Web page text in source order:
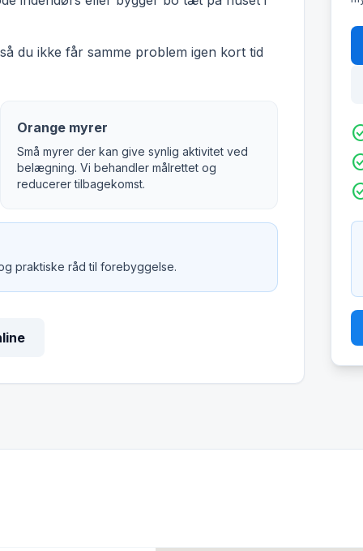
du ikke får samme problem igen kort tid
Orange myrer
Små myrer der kan give synlig aktivitet ved
belægning. Vi behandler målrettet og
reducerer tilbagekomst.
praktiske råd til forebyggelse.